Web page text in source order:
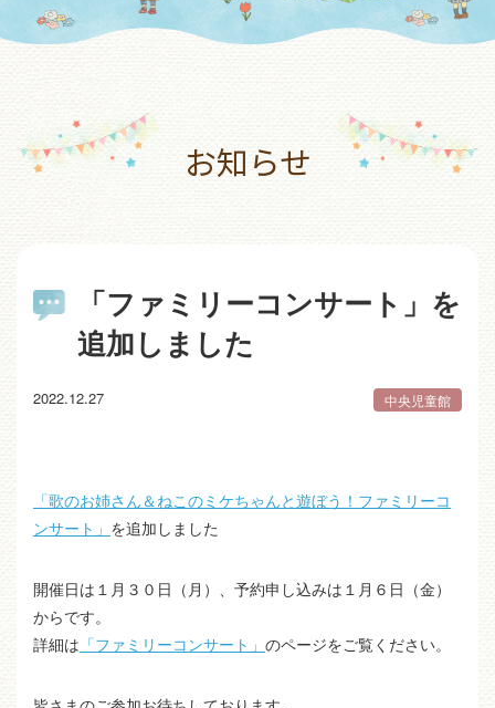
お知らせ
「ファミリーコンサート」を
追加しました
2022.12.27 中央児童館
「歌のお姉さん＆ねこのミケちゃんと遊ぼう！ファミリーコ
ンサート」 を追加しました
開催日は１月３０日（月）、予約申し込みは１月６日（金）
からです。
詳細は 「ファミリーコンサート」 のページをご覧ください。